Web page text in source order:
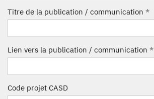
Titre de la publication / communication *
Lien vers la publication / communication *
Code projet CASD